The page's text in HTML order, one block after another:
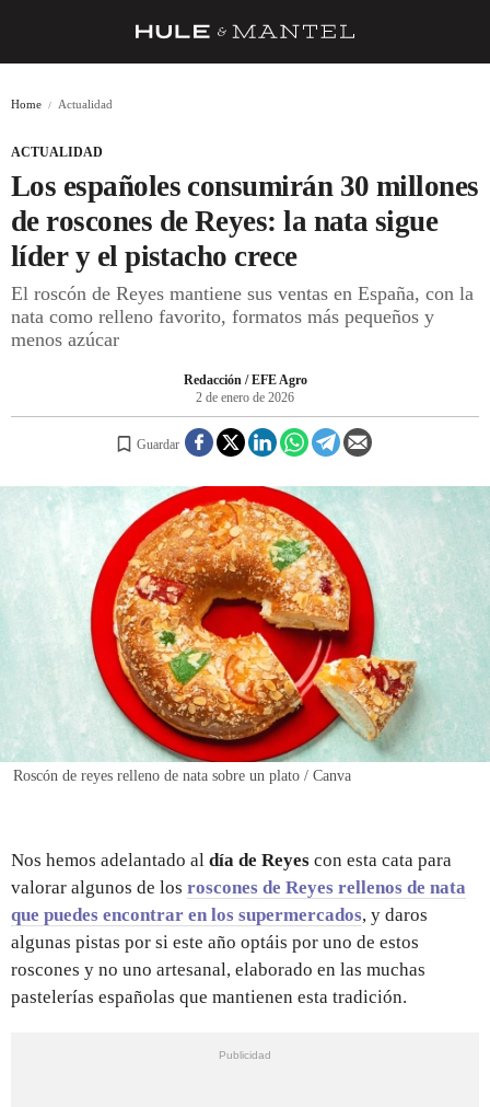
BARRAS Y ESTRELLAS
DÓNDE COMER
ÍDOLOS DE MESAS
CUADERNO DE VIAJE
REGISTRO
INICIAR SESIÓN
Home Actualidad
ACTUALIDAD
Los españoles consumirán 30 millones
de roscones de Reyes: la nata sigue
líder y el pistacho crece
El roscón de Reyes mantiene sus ventas en España, con la
nata como relleno favorito, formatos más pequeños y
menos azúcar
Redacción / EFE Agro
2 de enero de 2026
Guardar
Roscón de reyes relleno de nata sobre un plato / Canva
Nos hemos adelantado al día de Reyes con esta cata para
valorar algunos de los roscones de Reyes rellenos de nata
que puedes encontrar en los supermercados, y daros
algunas pistas por si este año optáis por uno de estos
roscones y no uno artesanal, elaborado en las muchas
pastelerías españolas que mantienen esta tradición.